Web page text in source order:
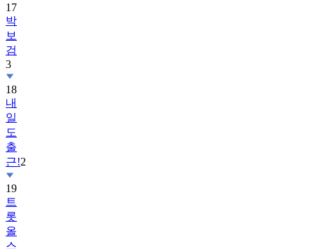
17
박
보
검
3
18
내
일
도
출
근!2
19
트
롯
올
스